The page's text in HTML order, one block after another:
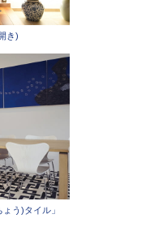
き)
う)タイル」